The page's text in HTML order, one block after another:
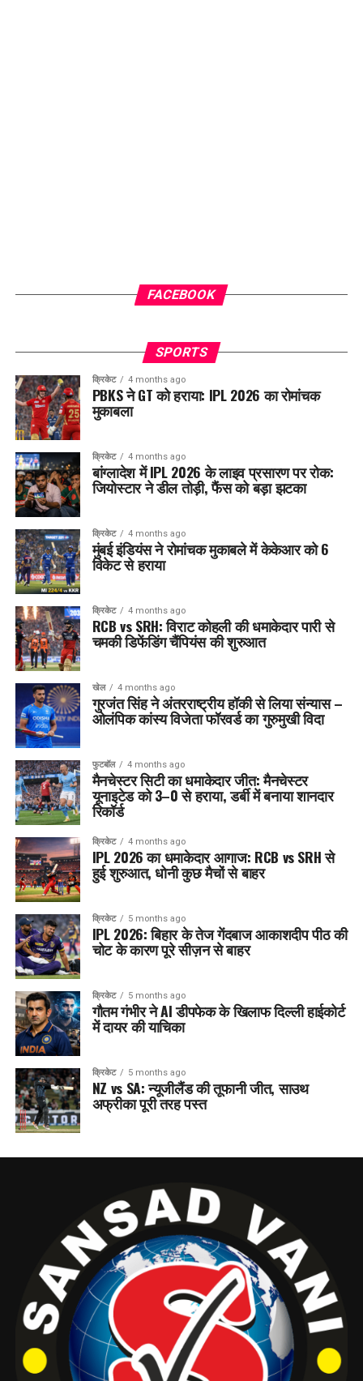
FACEBOOK
SPORTS
क्रिकेट 4 months ago
PBKS ने GT को हराया: IPL 2026 का रोमांचक
मुकाबला
क्रिकेट 4 months ago
बांग्लादेश में IPL 2026 के लाइव प्रसारण पर रोक:
जियोस्टार ने डील तोड़ी, फैंस को बड़ा झटका
क्रिकेट 4 months ago
मुंबई इंडियंस ने रोमांचक मुकाबले में केकेआर को 6
विकेट से हराया
क्रिकेट 4 months ago
RCB vs SRH: विराट कोहली की धमाकेदार पारी से
चमकी डिफेंडिंग चैंपियंस की शुरुआत
खेल 4 months ago
गुरजंत सिंह ने अंतरराष्ट्रीय हॉकी से लिया संन्यास –
ओलंपिक कांस्य विजेता फॉरवर्ड का गुरुमुखी विदा
फुटबॉल 4 months ago
मैनचेस्टर सिटी का धमाकेदार जीत: मैनचेस्टर
यूनाइटेड को 3–0 से हराया, डर्बी में बनाया शानदार
रिकॉर्ड
क्रिकेट 4 months ago
IPL 2026 का धमाकेदार आगाज: RCB vs SRH से
हुई शुरुआत, धोनी कुछ मैचों से बाहर
क्रिकेट 5 months ago
IPL 2026: बिहार के तेज गेंदबाज आकाशदीप पीठ की
चोट के कारण पूरे सीज़न से बाहर
क्रिकेट 5 months ago
गौतम गंभीर ने AI डीपफेक के खिलाफ दिल्ली हाईकोर्ट
में दायर की याचिका
क्रिकेट 5 months ago
NZ vs SA: न्यूजीलैंड की तूफानी जीत, साउथ
अफ्रीका पूरी तरह पस्त